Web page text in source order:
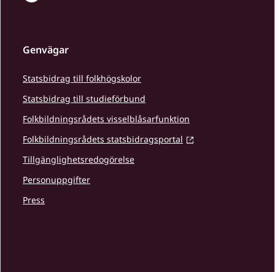
Genvägar
Statsbidrag till folkhögskolor
Statsbidrag till studieförbund
Folkbildningsrådets visselblåsarfunktion
Folkbildningsrådets statsbidragsportal
Tillgänglighetsredogörelse
Personuppgifter
Press